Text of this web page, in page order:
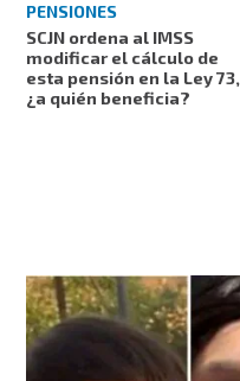
PENSIONES
SCJN ordena al IMSS
modificar el cálculo de
esta pensión en la Ley 73,
¿a quién beneficia?